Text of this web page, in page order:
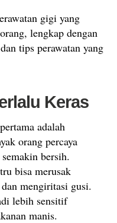
gigi yang
lengkap dengan
tips perawatan yang
Keras
adalah
orang percaya
bersih.
bisa merusak
mengiritasi gusi.
lebih sensitif
manis.